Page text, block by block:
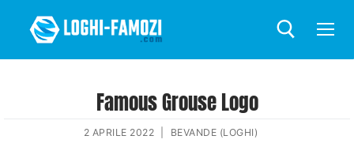
Famous Grouse Logo
2 APRILE 2022 BEVANDE (LOGHI)